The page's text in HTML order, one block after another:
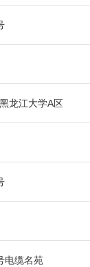
龙江大学A区
电缆名苑